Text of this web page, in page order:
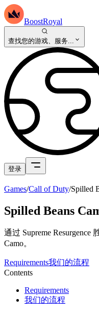
BoostRoyal
查找您的游戏、服务...
登录
Games/Call of Duty/Spilled
Spilled Beans
通过 Supreme
Camo。
Requirements我们的流程
Contents
Requirements
我们的流程